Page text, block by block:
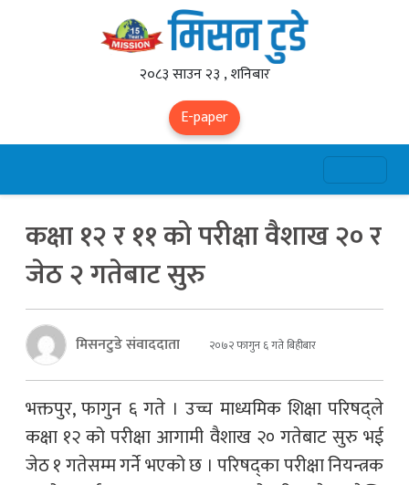
२०८३ साउन २३ , शनिबार
E-paper
कक्षा १२ र ११ को परीक्षा वैशाख २० र
जेठ २ गतेबाट सुरु
मिसनटुडे संवाददाता २०७२ फागुन ६ गते बिहीबार
भक्तपुर, फागुन ६ गते । उच्च माध्यमिक शिक्षा परिषद्ले
कक्षा १२ को परीक्षा आगामी वैशाख २० गतेबाट सुरु भई
जेठ १ गतेसम्म गर्ने भएको छ । परिषद्का परीक्षा नियन्त्रक